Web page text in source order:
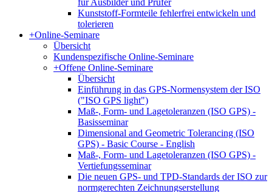
für Ausbilder und Prüfer
Kunststoff-Formteile fehlerfrei entwickeln und
tolerieren
+Online-Seminare
Übersicht
Kundenspezifische Online-Seminare
+Offene Online-Seminare
Übersicht
Einführung in das GPS-Normensystem der ISO
("ISO GPS light")
Maß-, Form- und Lagetoleranzen (ISO GPS) -
Basisseminar
Dimensional and Geometric Tolerancing (ISO
GPS) - Basic Course - English
Maß-, Form- und Lagetoleranzen (ISO GPS) -
Vertiefungsseminar
Die neuen GPS- und TPD-Standards der ISO zur
normgerechten Zeichnungserstellung